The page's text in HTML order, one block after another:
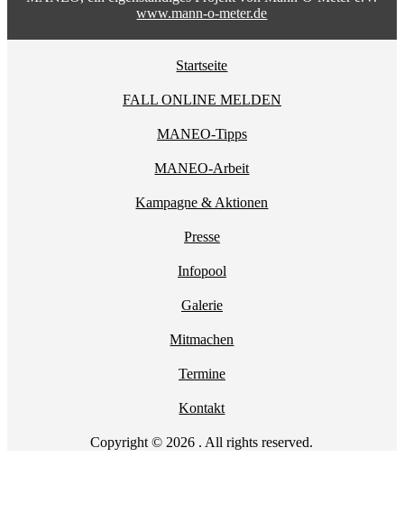
www.mann-o-meter.de
Startseite
FALL ONLINE MELDEN
MANEO-Tipps
MANEO-Arbeit
Kampagne & Aktionen
Presse
Infopool
Galerie
Mitmachen
Termine
Kontakt
Copyright © 2026 . All rights reserved.